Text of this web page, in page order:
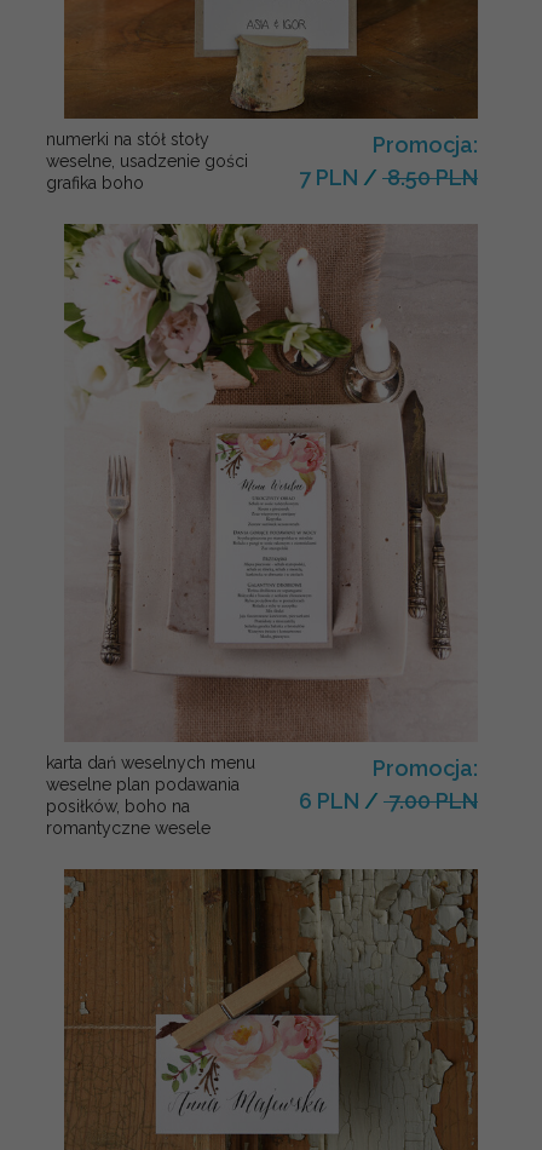
numerki na stół stoły
weselne, usadzenie gości
grafika boho
Promocja:
7 PLN / 8.50 PLN
karta dań weselnych menu
weselne plan podawania
posiłków, boho na
romantyczne wesele
Promocja:
6 PLN / 7.00 PLN